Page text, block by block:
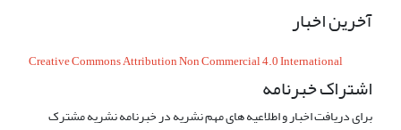
آخرین اخبار
Creative Commons Attribution Non Commercial 4.0 International
اشتراک خبرنامه
برای دریافت اخبار و اطلاعیه های مهم نشریه در خبرنامه نشریه مشترک